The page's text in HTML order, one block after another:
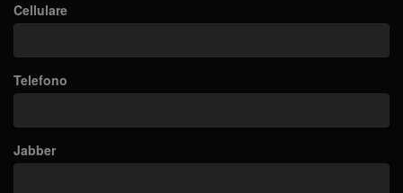
Cellulare
Telefono
Jabber